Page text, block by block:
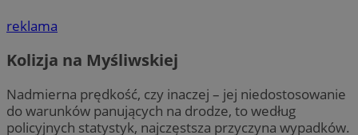
reklama
Kolizja na Myśliwskiej
Nadmierna prędkość, czy inaczej – jej niedostosowanie
do warunków panujących na drodze, to według
policyjnych statystyk, najczęstsza przyczyna wypadków.